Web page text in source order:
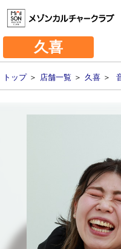
久喜
トップ＞ 店舗一覧 ＞ 久喜 ＞